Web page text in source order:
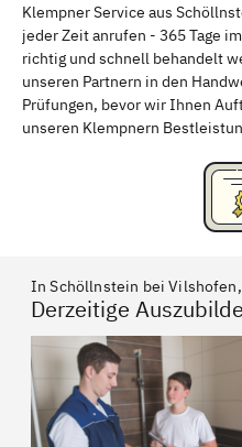
Freising
Klempner Service aus
jeder Zeit anrufen - 365 Tage
richtig und schnell behandelt
unseren Partnern in den
Prüfungen, bevor wir Ihnen
unseren Klempnern
In Schöllnstein bei
Derzeitige